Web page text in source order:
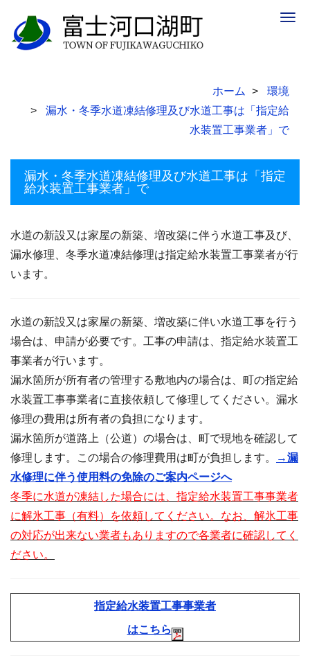
ホーム
環境
漏水・冬季水道凍結修理及び水道工事は「指定給
水装置工事業者」で
漏水・冬季水道凍結修理及び水道工事は「指定
給水装置工事業者」で
水道の新設又は家屋の新築、増改築に伴う水道工事及び、
漏水修理、冬季水道凍結修理は指定給水装置工事業者が行
います。
水道の新設又は家屋の新築、増改築に伴い水道工事を行う
場合は、申請が必要です。工事の申請は、指定給水装置工
事業者が行います。
漏水箇所が所有者の管理する敷地内の場合は、町の指定給
水装置工事事業者に直接依頼して修理してください。漏水
修理の費用は所有者の負担になります。
漏水箇所が道路上（公道）の場合は、町で現地を確認して
修理します。この場合の修理費用は町が負担します。
→漏
水修理に伴う使用料の免除のご案内ページへ
冬季に水道が凍結した場合には、指定給水装置工事事業者
に解氷工事（有料）を依頼してください。なお、解氷工事
の対応が出来ない業者もありますので各業者に確認してく
ださい。
指定給水装置工事事業者
はこちら